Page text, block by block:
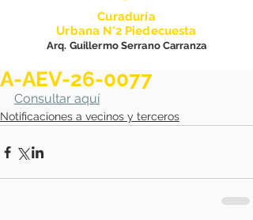
Curaduría
Urbana N°2 Piedecuesta
Arq. Guillermo Serrano Carranza
A-AEV-26-0077
Consultar aquí
Notificaciones a vecinos y terceros